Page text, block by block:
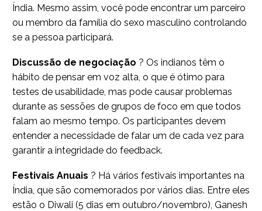
Índia. Mesmo assim, você pode encontrar um parceiro
ou membro da família do sexo masculino controlando
se a pessoa participará.
Discussão de negociação ? Os indianos têm o
hábito de pensar em voz alta, o que é ótimo para
testes de usabilidade, mas pode causar problemas
durante as sessões de grupos de foco em que todos
falam ao mesmo tempo. Os participantes devem
entender a necessidade de falar um de cada vez para
garantir a integridade do feedback.
Festivais Anuais ? Há vários festivais importantes na
Índia, que são comemorados por vários dias. Entre eles
estão o Diwali (5 dias em outubro/novembro), Ganesh